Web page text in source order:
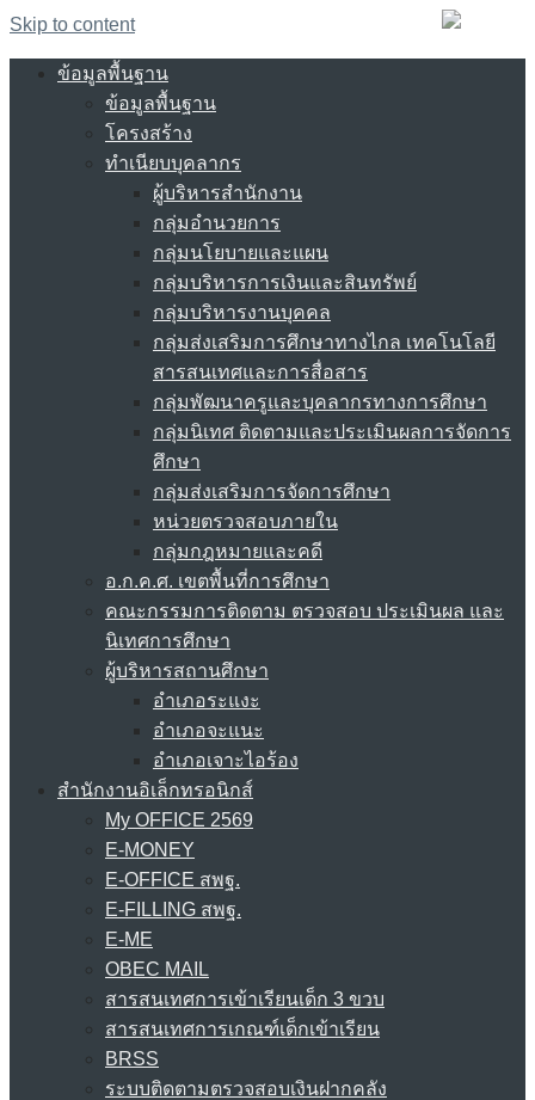
Skip to content
ข้อมูลพื้นฐาน
ข้อมูลพื้นฐาน
โครงสร้าง
ทำเนียบบุคลากร
ผู้บริหารสำนักงาน
กลุ่มอำนวยการ
กลุ่มนโยบายและแผน
กลุ่มบริหารการเงินและสินทรัพย์
กลุ่มบริหารงานบุคคล
กลุ่มส่งเสริมการศึกษาทางไกล เทคโนโลยี
สารสนเทศและการสื่อสาร
กลุ่มพัฒนาครูและบุคลากรทางการศึกษา
กลุ่มนิเทศ ติดตามและประเมินผลการจัดการ
ศึกษา
กลุ่มส่งเสริมการจัดการศึกษา
หน่วยตรวจสอบภายใน
กลุ่มกฎหมายและคดี
อ.ก.ค.ศ. เขตพื้นที่การศึกษา
คณะกรรมการติดตาม ตรวจสอบ ประเมินผล และ
นิเทศการศึกษา
ผู้บริหารสถานศึกษา
อำเภอระแงะ
อำเภอจะแนะ
อำเภอเจาะไอร้อง
สำนักงานอิเล็กทรอนิกส์
My OFFICE 2569
E-MONEY
E-OFFICE สพฐ.
E-FILLING สพฐ.
E-ME
OBEC MAIL
สารสนเทศการเข้าเรียนเด็ก 3 ขวบ
สารสนเทศการเกณฑ์เด็กเข้าเรียน
BRSS
ระบบติดตามตรวจสอบเงินฝากคลัง